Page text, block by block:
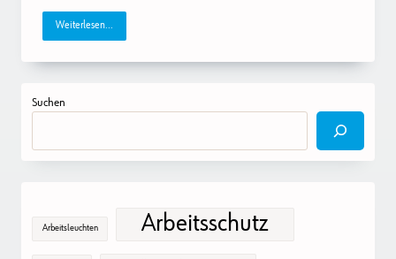
Weiterlesen...
Suchen
Arbeitsleuchten Arbeitsschutz